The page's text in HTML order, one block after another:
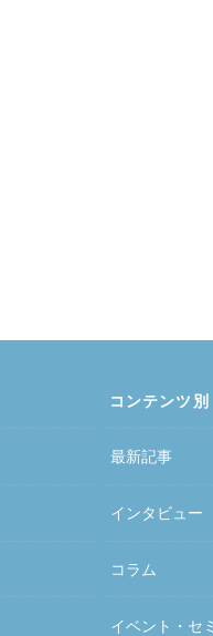
コンテンツ別
最新記事
インタビュー
コラム
イベント・セ